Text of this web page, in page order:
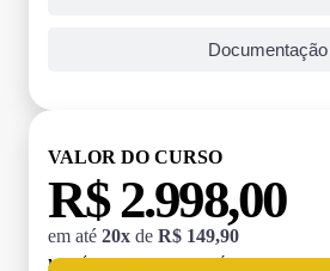
Documentação
VALOR DO CURSO
R$ 2.998,00
em até 20x de R$ 149,90
MATRÍCULA: